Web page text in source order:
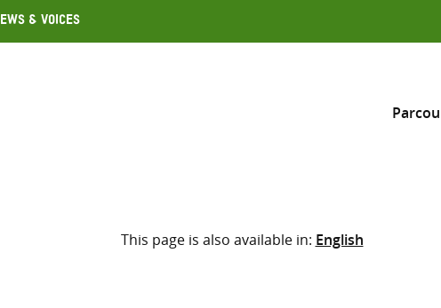
& Voices
Inclure
Sélectionner l’emplacement
This page is also available in: English